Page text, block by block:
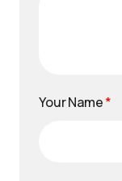
Your Name*